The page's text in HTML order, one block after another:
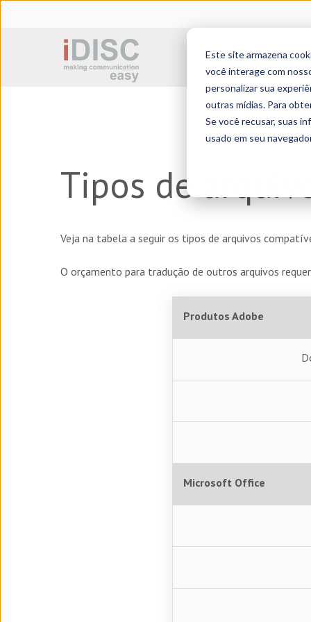
Este site armazena
você interage com
personalizar sua
outras mídias. Para
Se você recusar, suas
usado em seu
Tradução
Tipos de
Veja na tabela a seguir os tipos de arquivos
O orçamento para tradução de outros arquivos
Produtos Adobe
Microsoft Office